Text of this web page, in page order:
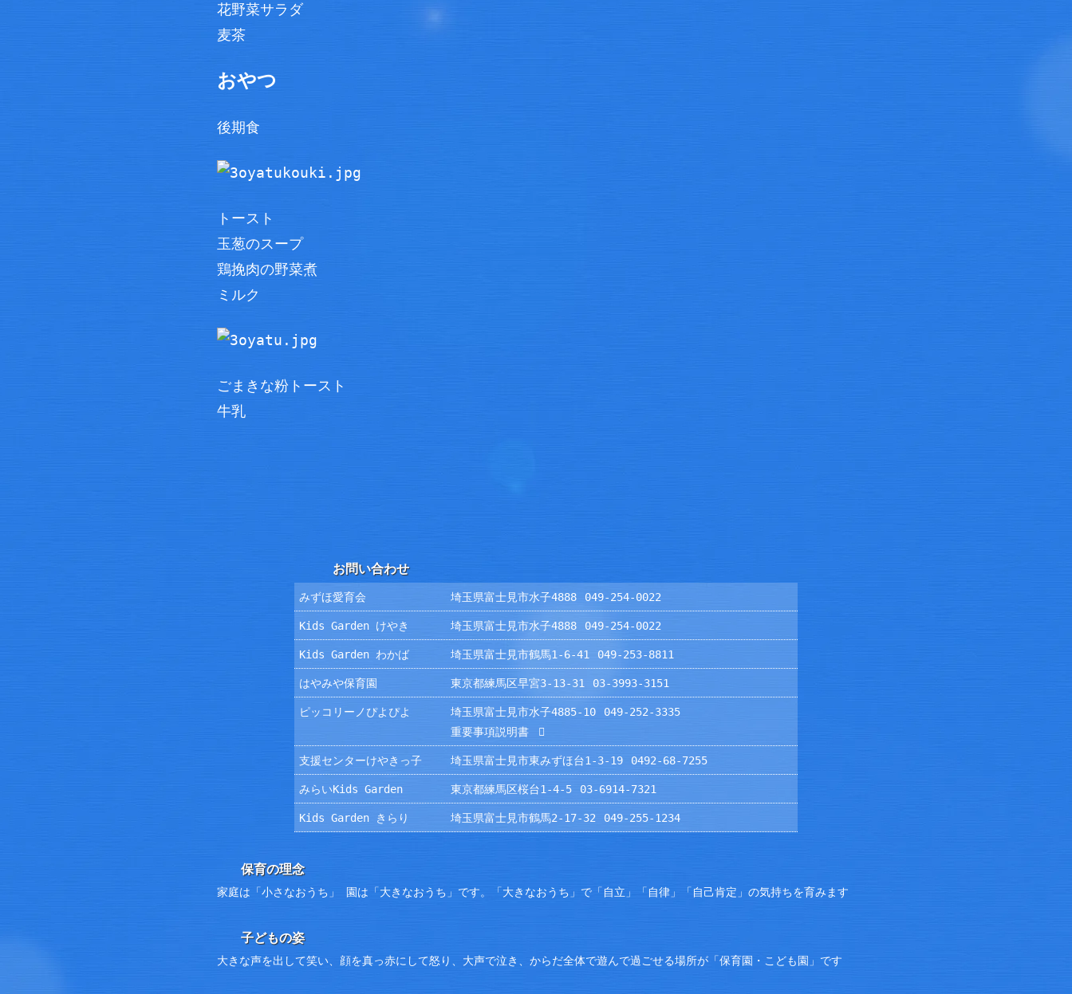
花野菜サラダ
麦茶
おやつ
後期食
トースト
玉葱のスープ
鶏挽肉の野菜煮
ミルク
ごまきな粉トースト
牛乳
お問い合わせ
みずほ愛育会 埼玉県富士見市水子4888 049-254-0022
Kids Garden けやき 埼玉県富士見市水子4888 049-254-0022
Kids Garden わかば 埼玉県富士見市鶴馬1-6-41 049-253-8811
はやみや保育園 東京都練馬区早宮3-13-31 03-3993-3151
ピッコリーノぴよぴよ 埼玉県富士見市水子4885-10
049-252-3335
重要事項説明書
支援センターけやきっ子 埼玉県富士見市東みずほ台1-3-19 0492-68-7255
みらいKids Garden 東京都練馬区桜台1-4-5 03-6914-7321
Kids Garden きらり 埼玉県富士見市鶴馬2-17-32 049-255-1234
保育の理念
家庭は「小さなおうち」 園は「大きなおうち」です。「大きなおうち」で「自立」「自律」「自己肯定」の気持ちを育みます
子どもの姿
大きな声を出して笑い、顔を真っ赤にして怒り、大声で泣き、からだ全体で遊んで過ごせる場所が「保育園・こども園」です